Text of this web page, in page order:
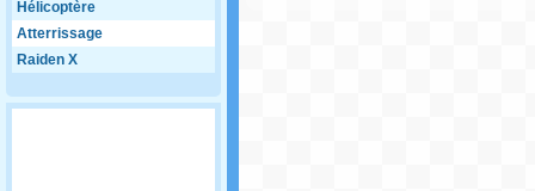
Hélicoptère
Atterrissage
Raiden X